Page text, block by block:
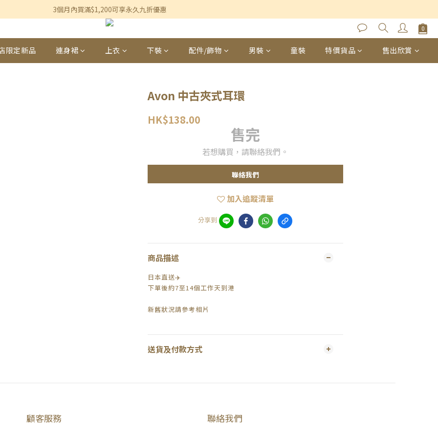
香港及澳門訂單滿$600即享免運費優惠
3個月內買滿$1,200可享永久九折優惠
香港及澳門訂單滿$600即享免運費優惠
限定新品 連身裙 上衣 下裝 配件/飾物 男裝 童裝 特價貨品 售出欣賞
Avon 中古夾式耳環
HK$138.00
售完
若想購買，請聯絡我們。
聯絡我們
加入追蹤清單
分享到
商品描述
日本直送✈️
下單後約7至14個工作天到港
新舊狀況請參考相片
送貨及付款方式
顧客服務 聯絡我們